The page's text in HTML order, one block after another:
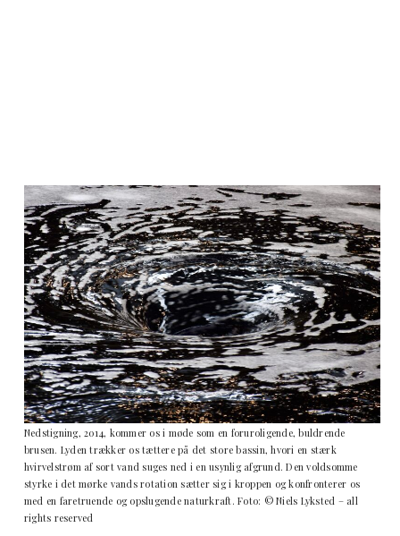
Nedstigning, 2014, kommer os i møde som en foruroligende, buldrende
brusen. Lyden trækker os tættere på det store bassin, hvori en stærk
hvirvelstrøm af sort vand suges ned i en usynlig afgrund. Den voldsomme
styrke i det mørke vands rotation sætter sig i kroppen og konfronterer os
med en faretruende og opslugende naturkraft. Foto: © Niels Lyksted – all
rights reserved